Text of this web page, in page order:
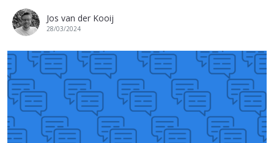
Jos van der Kooij
28/03/2024